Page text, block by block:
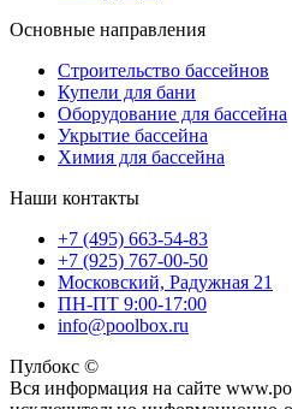
Основные направления
Строительство бассейнов
Купели для бани
Оборудование для бассейна
Укрытие бассейна
Химия для бассейна
Наши контакты
+7 (495) 663-54-83
+7 (925) 767-00-50
Московский, Радужная 21
ПН-ПТ 9:00-17:00
info@poolbox.ru
Пулбокс ©
Вся информация на сайте